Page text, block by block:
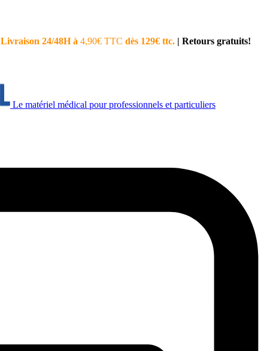
Livraison 24/48H à 4,90€ TTC dès 129€ ttc. | Retours gratuits!
Le matériel médical pour professionnels et particuliers